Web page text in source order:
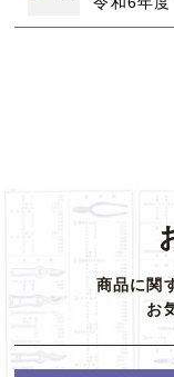
商品に関
お